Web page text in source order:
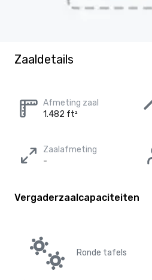
Zaaldetails
Afmeting zaal
1.482 ft²
Zaalafmeting
-
Vergaderzaalcapaciteiten
Ronde tafels